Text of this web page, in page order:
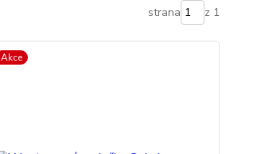
strana z 1
Akce